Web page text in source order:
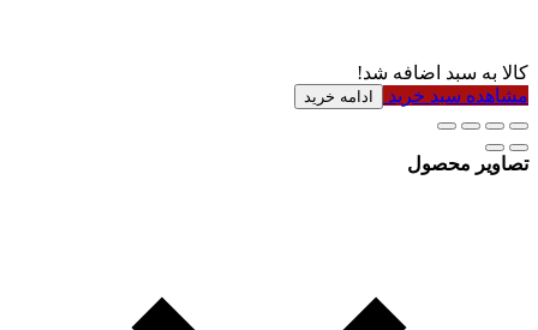
کالا به سبد اضافه شد!
مشاهده سبد خرید
ادامه خرید
تصاویر محصول